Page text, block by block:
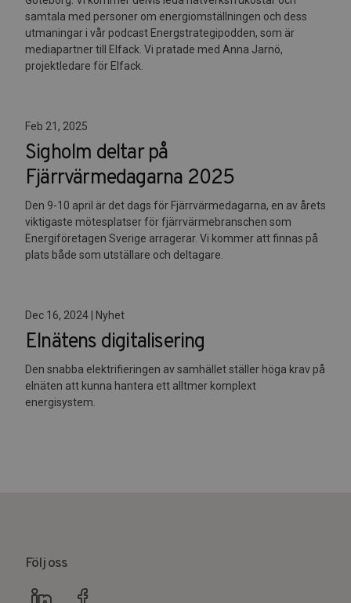
samtala med personer om energiomställningen och dess
utmaningar i vår podcast Energstrategipodden, som är
mediapartner till Elfack. Vi pratade med Anna Jarnö,
projektledare för Elfack.
Feb 21, 2025
Sigholm deltar på
Fjärrvärmedagarna 2025
Den 9-10 april är det dags för Fjärrvärmedagarna, en av årets
viktigaste mötesplatser för fjärrvärmebranschen som
Energiföretagen Sverige arragerar. Vi kommer att finnas på
plats både som utställare och deltagare.
Dec 16, 2024 | Nyhet
Elnätens digitalisering
Den snabba elektrifieringen av samhället ställer höga krav på
elnäten att kunna hantera ett alltmer komplext
energisystem.
Följ oss